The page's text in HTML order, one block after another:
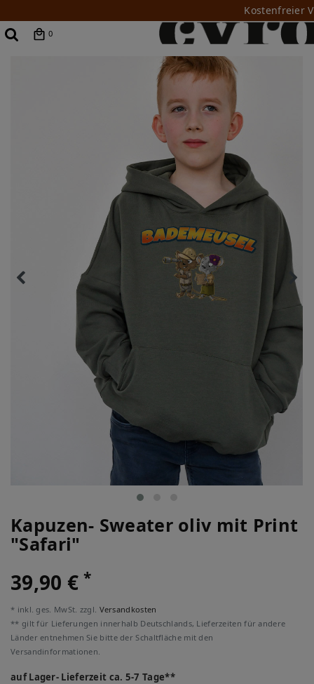
Kostenfreier
0
Kapuzen- Sweater oliv mit Print
"Safari"
39,90 €*
* inkl. ges. MwSt. zzgl. Versandkosten
** gilt für Lieferungen innerhalb Deutschlands, Lieferzeiten für andere
Länder entnehmen Sie bitte der Schaltfläche mit den
Versandinformationen.
auf Lager- Lieferzeit ca. 5-7 Tage**